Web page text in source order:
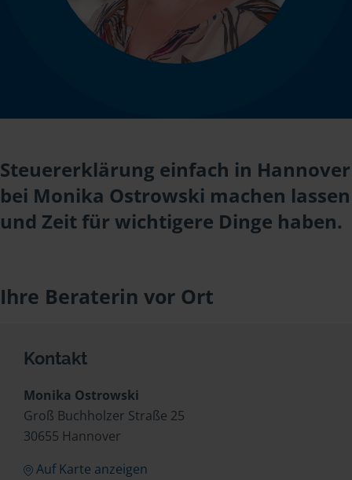
Steuererklärung einfach in Hannover
bei Monika Ostrowski machen lassen
und Zeit für wichtigere Dinge haben.
Ihre Beraterin vor Ort
Kontakt
Monika Ostrowski
Groß Buchholzer Straße 25
30655 Hannover
Auf Karte anzeigen